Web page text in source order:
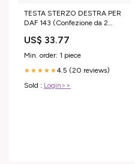
TESTA STERZO DESTRA PER
DAF 143 (Confezione da 2
US$ 33.77
Min. order: 1 piece
★★★★★4.5 (20 reviews)
Sold : Login>>